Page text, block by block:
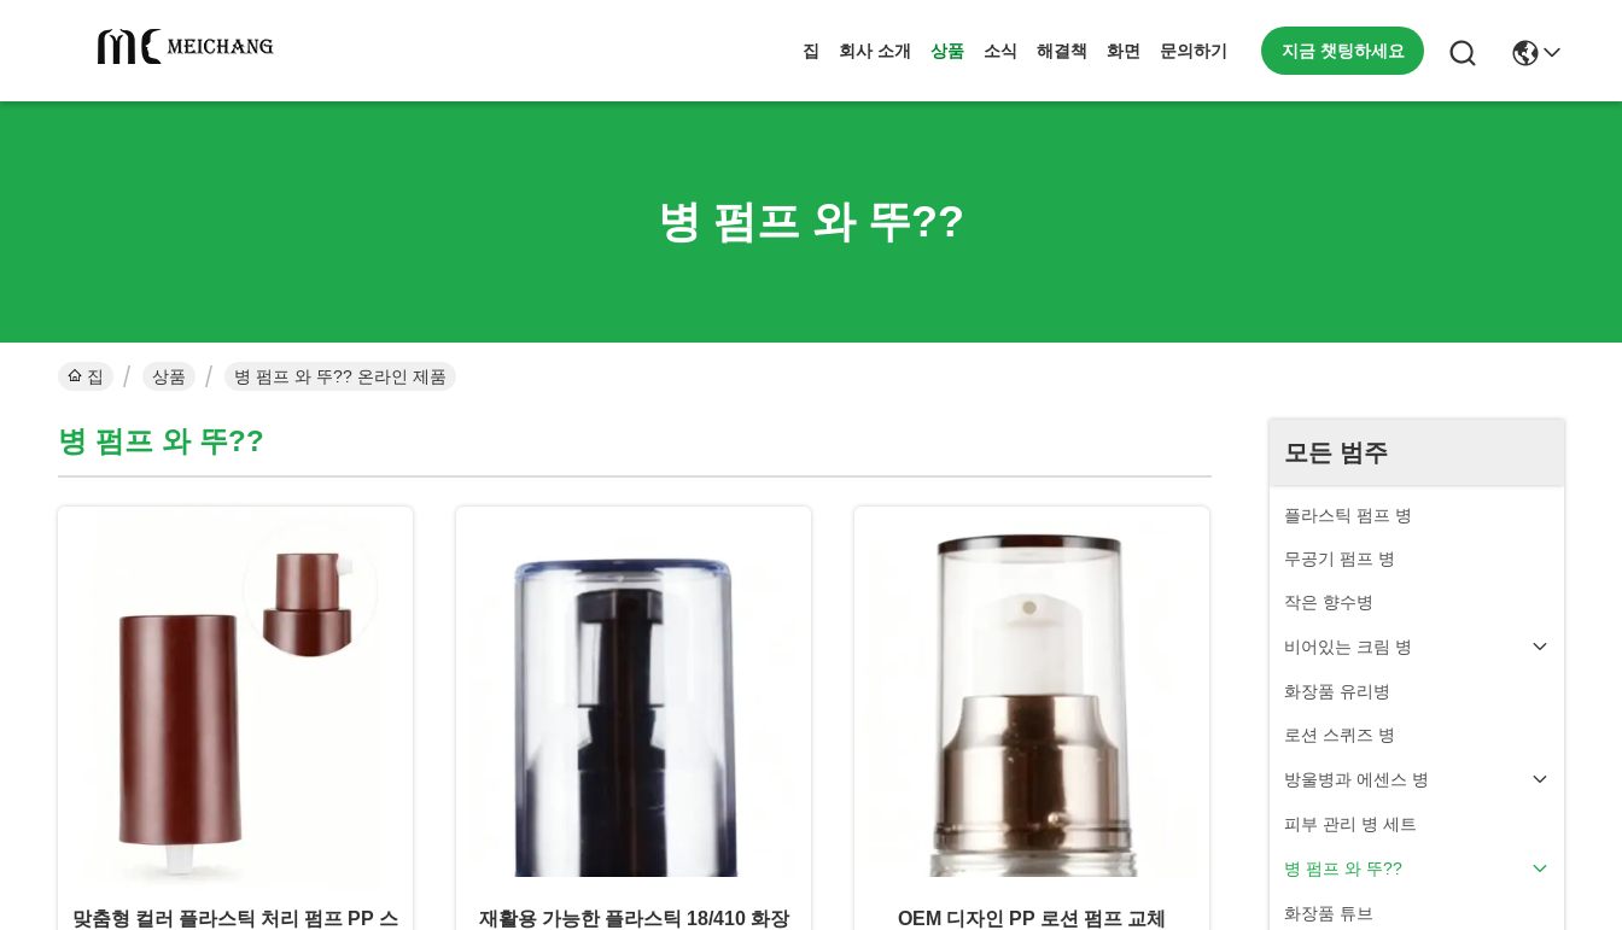
집 회사 소개 상품 소식 해결책 화면 문의하기 지금 챗팅하세요
병 펌프 와 뚜??
집 상품 병 펌프 와 뚜?? 온라인 제품
모든 범주
플라스틱 펌프 병
무공기 펌프 병
작은 향수병
비어있는 크림 병
화장품 유리병
로션 스퀴즈 병
방울병과 에센스 병
피부 관리 병 세트
병 펌프 와 뚜??
화장품 튜브
병 펌프 와 뚜??
맞춤형 컬러 플라스틱 처리 펌프 PP 스
재활용 가능한 플라스틱 18/410 화장
OEM 디자인 PP 로션 펌프 교체